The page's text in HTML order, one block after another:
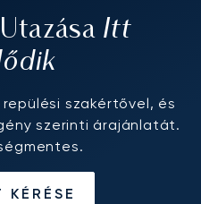
Itt
szakértővel, és
szerinti árajánlatát.
KÉRÉSE